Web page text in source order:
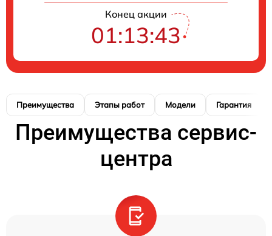
Конец акции
01:13:42
Преимущества Этапы работ Модели Гарантия
Преимущества сервис-
центра